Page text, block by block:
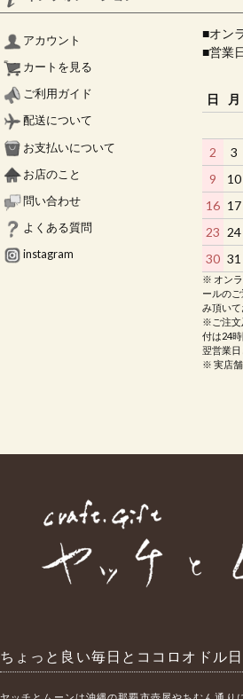
アカウント
カートを見る
ご利用ガイド
配送について
お支払いについて
お店のこと
問い合わせ
よくある質問
instagram
■オン
■営業
日
月
2
3
9
10
16 17
23 24
30 31
※ オン
ールの
み頂いて
※ご注文
付は24
翌営業日
※ 実店舗
ちょっと良い毎日とココロオドル
ヤッチとムーンは沖縄の那覇市壺屋やちむん通り